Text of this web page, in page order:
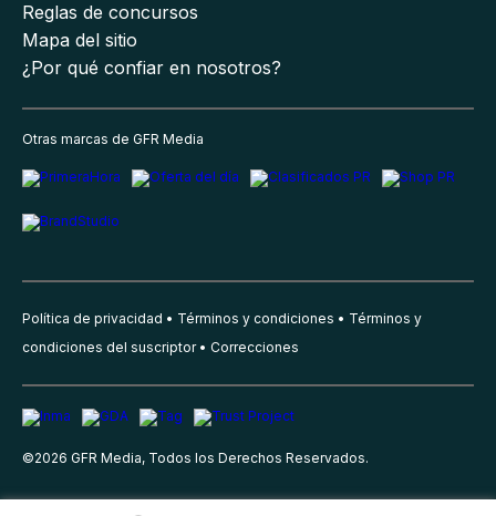
Reglas de concursos
Mapa del sitio
¿Por qué confiar en nosotros?
Otras marcas de GFR Media
Política de privacidad Términos y condiciones
Términos y
condiciones del suscriptor
Correcciones
©2026 GFR Media, Todos los Derechos Reservados.